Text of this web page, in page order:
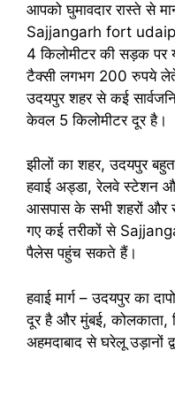
आपको घुमावदार रास्ते से
Sajjangarh fort
4 किलोमीटर की सड़क पर
टैक्सी लगभग 200 रुपये
उदयपुर शहर से कई
केवल 5 किलोमीटर दूर है।
झीलों का शहर, उदयपुर
हवाई अड्डा, रेलवे स्टेशन और
आसपास के सभी शहरों और
गए कई तरीकों से
पैलेस पहुंच सकते हैं।
हवाई मार्ग – उदयपुर का
दूर है और मुंबई, कोलकाता,
अहमदाबाद से घरेलू उड़ानों